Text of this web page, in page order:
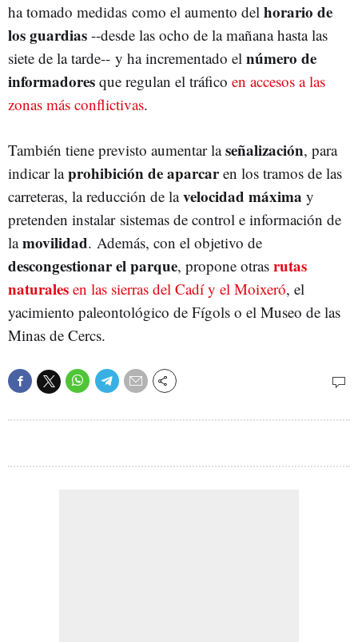
ha tomado medidas como el aumento del horario de
los guardias --desde las ocho de la mañana hasta las
siete de la tarde-- y ha incrementado el número de
informadores que regulan el tráfico en accesos a las
zonas más conflictivas.
También tiene previsto aumentar laseñalización, para
indicar laprohibición de aparcaren los tramos de las
carreteras, la reducción de lavelocidad máxima y
pretenden instalar sistemas de control e información de
lamovilidad. Además, con el objetivo de
descongestionar el parque, propone otras rutas
naturales en las sierras del Cadí y el Moixeró, el
yacimiento paleontológico de Fígols o el Museo de las
Minas de Cercs.